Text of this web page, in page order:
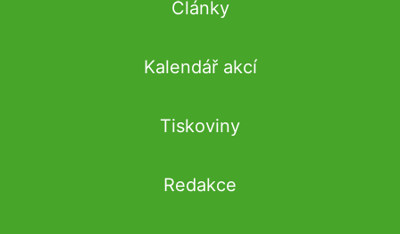
Články
Kalendář akcí
Tiskoviny
Redakce